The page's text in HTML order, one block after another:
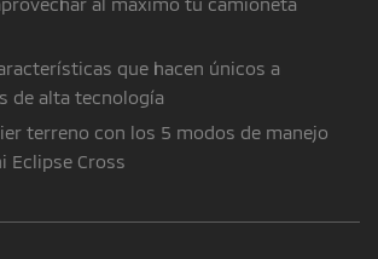
que hacen únicos a
de alta tecnología
terreno con los 5 modos de manejo
Eclipse Cross